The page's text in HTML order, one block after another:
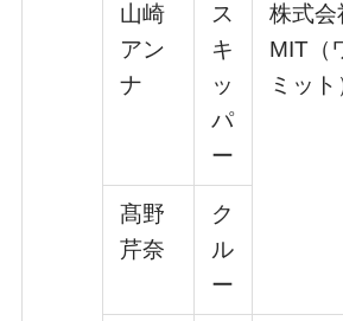
⼭崎
アン
ナ
ス
キ
ッ
パ
ー
株式会
MIT（
ミット
髙野
芹奈
ク
ル
ー